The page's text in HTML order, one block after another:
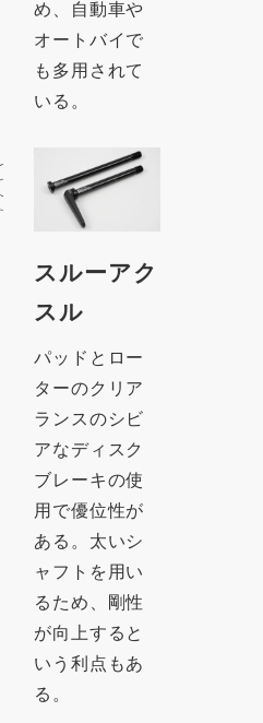
め、自動車や
オートバイで
も多用されて
いる。
スルーアク
スル
パッドとロー
ターのクリア
ランスのシビ
アなディスク
ブレーキの使
用で優位性が
ある。太いシ
ャフトを用い
るため、剛性
が向上すると
いう利点もあ
る。